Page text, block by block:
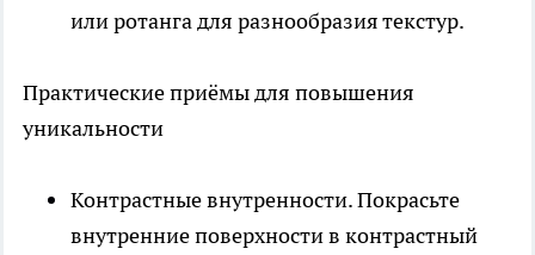
или ротанга для разнообразия текстур.
Практические приёмы для повышения
уникальности
Контрастные внутренности. Покрасьте
внутренние поверхности в контрастный